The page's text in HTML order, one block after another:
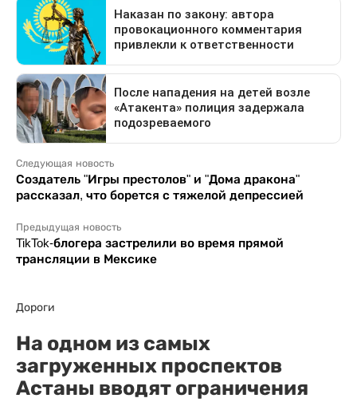
Следующая новость
Создатель "Игры престолов" и "Дома дракона"
рассказал, что борется с тяжелой депрессией
Предыдущая новость
TikTok-блогера застрелили во время прямой
трансляции в Мексике
Дороги
На одном из самых
загруженных проспектов
Астаны вводят ограничения